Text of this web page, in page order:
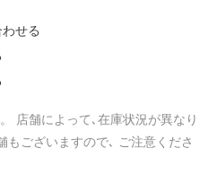
せる
店舗によって､在庫状況が異なり
もございますので､ ご注意くださ